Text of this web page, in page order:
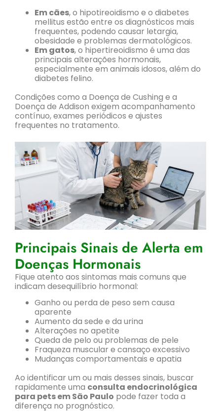
Em cães, o hipotireoidismo e o diabetes
mellitus estão entre os diagnósticos mais
frequentes, podendo causar letargia,
obesidade e problemas dermatológicos.
Em gatos, o hipertireoidismo é uma das
principais alterações hormonais,
especialmente em animais idosos, além do
diabetes felino.
Condições como a Doença de Cushing e a
Doença de Addison exigem acompanhamento
contínuo, exames periódicos e ajustes
frequentes no tratamento.
Principais Sinais de Alerta em
Doenças Hormonais
Fique atento aos sintomas mais comuns que
indicam desequilíbrio hormonal:
Ganho ou perda de peso sem causa
aparente
Aumento da sede e da urina
Alterações no apetite
Queda de pelo ou problemas de pele
Fraqueza muscular e cansaço excessivo
Mudanças comportamentais e apatia
Ao identificar um ou mais desses sinais, buscar
rapidamente uma consulta endocrinológica
para pets em São Paulo pode fazer toda a
diferença no prognóstico.